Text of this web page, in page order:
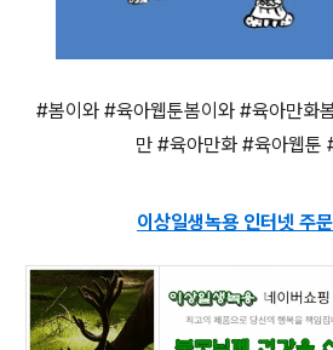
#봄이와 #육아웹툰봄이와 #육아만화
만 #육아만화 #육아웹툰
이상일생녹용 인터넷 주